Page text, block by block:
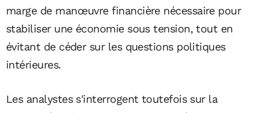
marge de manœuvre financière nécessaire pour
stabiliser une économie sous tension, tout en
évitant de céder sur les questions politiques
intérieures.
Les analystes s'interrogent toutefois sur la